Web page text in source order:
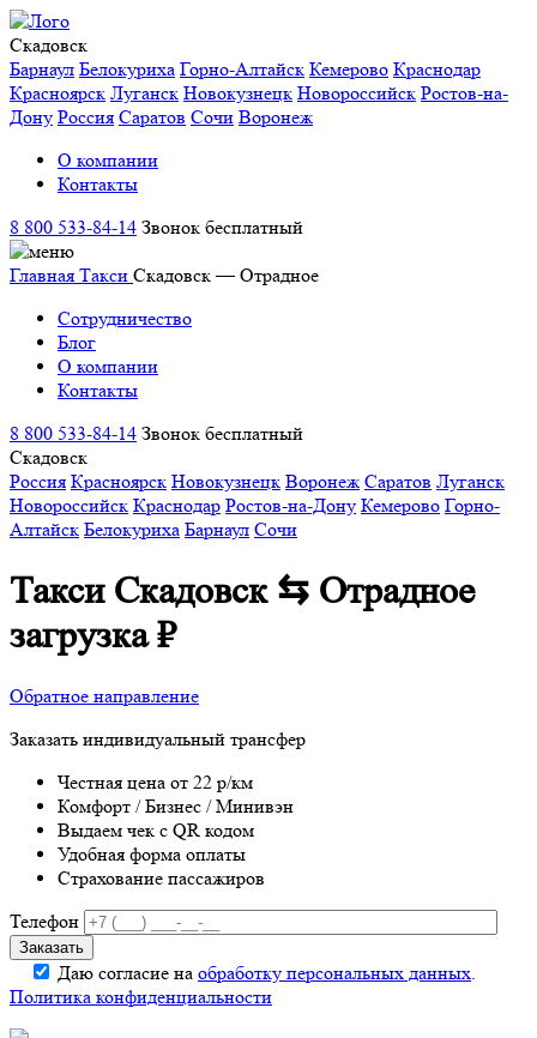
Скадовск
Барнаул Белокуриха Горно-Алтайск Кемерово Краснодар
Красноярск Луганск Новокузнецк Новороссийск Ростов-на-
Дону Россия Саратов Сочи Воронеж
О компании
Контакты
8 800 533-84-14 Звонок бесплатный
Главная Такси Скадовск — Отрадное
Сотрудничество
Блог
О компании
Контакты
8 800 533-84-14 Звонок бесплатный
Скадовск
Россия Красноярск Новокузнецк Воронеж Саратов Луганск
Новороссийск Краснодар Ростов-на-Дону Кемерово Горно-
Алтайск Белокуриха Барнаул Сочи
Такси Скадовск ⇆ Отрадное
загрузка₽
Обратное направление
Заказать индивидуальный трансфер
Честная цена от 22 р/км
Комфорт / Бизнес / Минивэн
Выдаем чек с QR кодом
Удобная форма оплаты
Страхование пассажиров
Телефон
Даю согласие на обработку персональных данных.
Политика конфиденциальности